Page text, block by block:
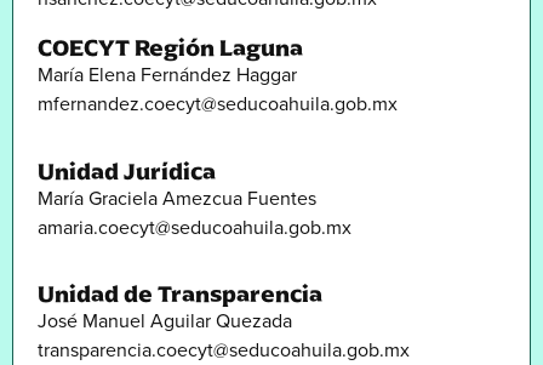
COECYT Región Laguna
María Elena Fernández Haggar
mfernandez.coecyt@seducoahuila.gob.mx
Unidad Jurídica
María Graciela Amezcua Fuentes
amaria.coecyt@seducoahuila.gob.mx
Unidad de Transparencia
José Manuel Aguilar Quezada
transparencia.coecyt@seducoahuila.gob.mx